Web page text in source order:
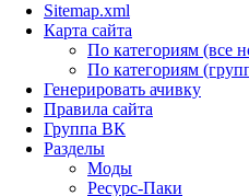
Sitemap.xml
Карта сайта
По категориям (все
По категориям
Генерировать ачивку
Правила сайта
Группа ВК
Разделы
Моды
Ресурс-Паки